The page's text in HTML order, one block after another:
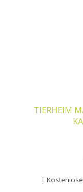
TIERHEIM
|